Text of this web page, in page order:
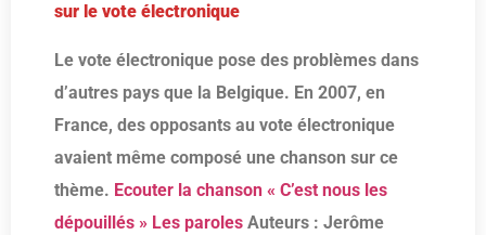
sur le vote électronique
Le vote électronique pose des problèmes dans
d’autres pays que la Belgique. En 2007, en
France, des opposants au vote électronique
avaient même composé une chanson sur ce
thème. Ecouter la chanson « C’est nous les
dépouillés » Les paroles Auteurs : Jerôme